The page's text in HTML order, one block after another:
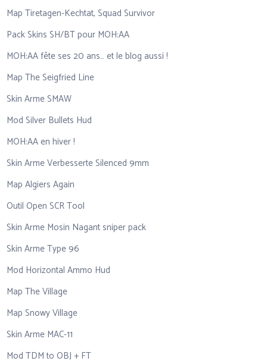
Map Tiretagen-Kechtat, Squad Survivor
Pack Skins SH/BT pour MOH:AA
MOH:AA fête ses 20 ans… et le blog aussi !
Map The Seigfried Line
Skin Arme SMAW
Mod Silver Bullets Hud
MOH:AA en hiver !
Skin Arme Verbesserte Silenced 9mm
Map Algiers Again
Outil Open SCR Tool
Skin Arme Mosin Nagant sniper pack
Skin Arme Type 96
Mod Horizontal Ammo Hud
Map The Village
Map Snowy Village
Skin Arme MAC-11
Mod TDM to OBJ + FT